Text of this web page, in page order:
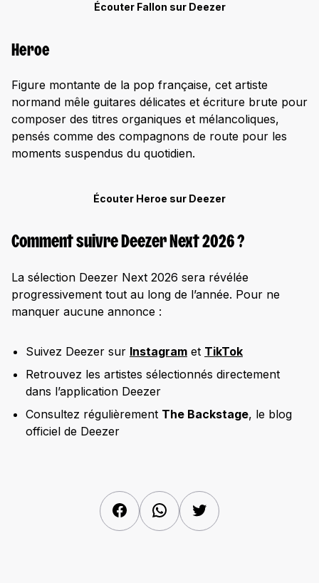
Écouter Fallon sur Deezer
Heroe
Figure montante de la pop française, cet artiste
normand mêle guitares délicates et écriture brute pour
composer des titres organiques et mélancoliques,
pensés comme des compagnons de route pour les
moments suspendus du quotidien.
Écouter Heroe sur Deezer
Comment suivre Deezer Next 2026 ?
La sélection Deezer Next 2026 sera révélée
progressivement tout au long de l’année. Pour ne
manquer aucune annonce :
Suivez Deezer sur Instagram et TikTok
Retrouvez les artistes sélectionnés directement
dans l’application Deezer
Consultez régulièrement The Backstage, le blog
officiel de Deezer
FacebookWhatsAppTwitter